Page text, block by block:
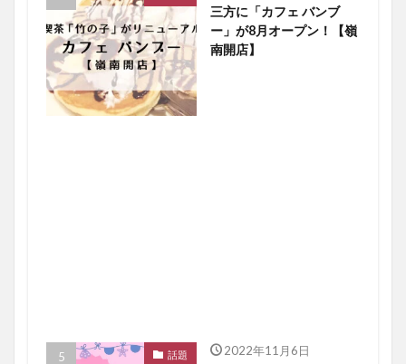
三方に「カフェ バンブ
ー」が8月オープン！【嶺
南開店】
話題 2022年11月6日